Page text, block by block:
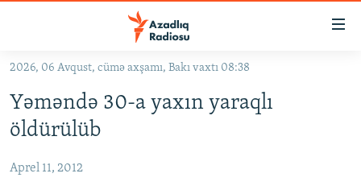
Əsas
qayıt
Əsas
qayıt
#ƏSLINDƏ
2026, 06 Avqust, cümə axşamı, Bakı vaxtı 08:38
Yəməndə 30-a yaxın yaraqlı
öldürülüb
Aprel 11, 2012